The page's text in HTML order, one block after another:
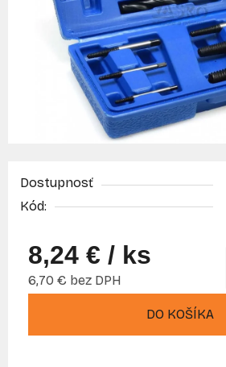
Dostupnosť
Kód:
8,24 € / ks
6,70 € bez DPH
DO KOŠÍKA